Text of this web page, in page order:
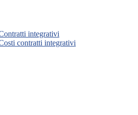
integrativi
contratti integrativi